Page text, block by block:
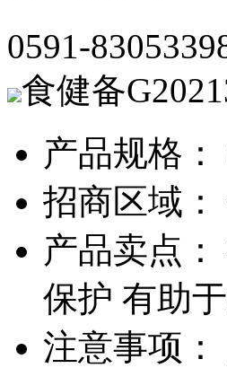
0591-
食健备
产品规格
招商区域：
产品卖点
保护 有助
注意事项